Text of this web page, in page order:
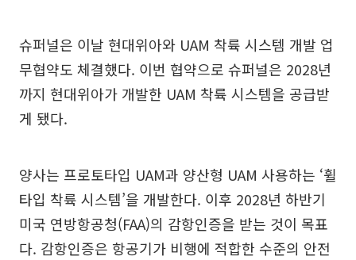
슈퍼널은 이날 현대위아와 UAM 착륙 시스템 개발 업
무협약도 체결했다. 이번 협약으로 슈퍼널은 2028년
까지 현대위아가 개발한 UAM 착륙 시스템을 공급받
게 됐다.
양사는 프로토타입 UAM과 양산형 UAM 사용하는 ‘휠
타입 착륙 시스템’을 개발한다. 이후 2028년 하반기
미국 연방항공청(FAA)의 감항인증을 받는 것이 목표
다. 감항인증은 항공기가 비행에 적합한 수준의 안전